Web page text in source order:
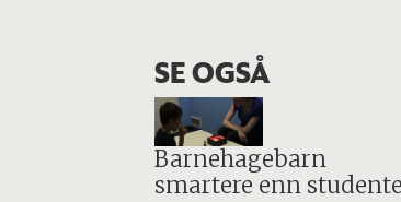
SE OGSÅ
Barnehagebarn
smartere enn